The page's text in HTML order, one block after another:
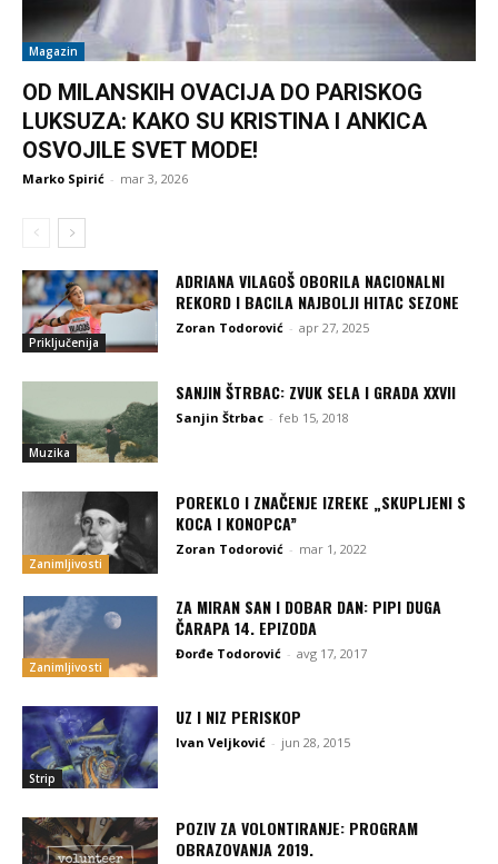
Magazin
OD MILANSKIH OVACIJA DO PARISKOG
LUKSUZA: KAKO SU KRISTINA I ANKICA
OSVOJILE SVET MODE!
Marko Spirić - mar 3, 2026
Priključenija
ADRIANA VILAGOŠ OBORILA NACIONALNI
REKORD I BACILA NAJBOLJI HITAC SEZONE
Zoran Todorović - apr 27, 2025
Muzika
SANJIN ŠTRBAC: ZVUK SELA I GRADA XXVII
Sanjin Štrbac - feb 15, 2018
Zanimljivosti
POREKLO I ZNAČENJE IZREKE „SKUPLJENI S
KOCA I KONOPCA”
Zoran Todorović - mar 1, 2022
Zanimljivosti
ZA MIRAN SAN I DOBAR DAN: PIPI DUGA
ČARAPA 14. EPIZODA
Đorđe Todorović - avg 17, 2017
Strip
UZ I NIZ PERISKOP
Ivan Veljković - jun 28, 2015
POZIV ZA VOLONTIRANJE: PROGRAM
OBRAZOVANJA 2019.